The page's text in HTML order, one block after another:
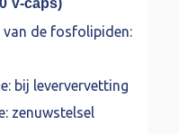
van de fosfolipiden:
bij leververvetting
zenuwstelsel